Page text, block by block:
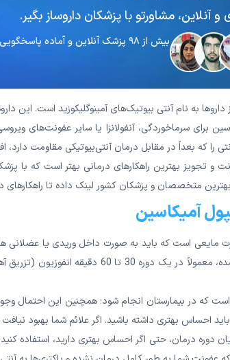
آنلاین، مشاورتو با پزشکان داروساز بگیر.
بیش از ۹۸ پزشک آنلاین و آماده پاسخگویی
به نام آنتی بیوتیک‌های آمینوگلیکوزید است. این
برای سرماخوردگی، آنفولانزا یا سایر عفونت‌های
را که بعداً در مقابل درمان آنتی‌بیوتیکی مقاومت
و تجویز بهترین راهکارهای درمانی بهتر است که با
بهترین متخصصان و پزشکان کشور لینک داده تا راهکارهای
آمیکاسین
به داخل وریدی تزریق شده، معمولاً در
که در بیمارستان انجام شود؛ همچنین این احتمال وجود
احساس بهتری داشته باشید. اگر علائم شما بهبود
دوره درمان، حتی اگر احساس بهتری دارید، استفاده